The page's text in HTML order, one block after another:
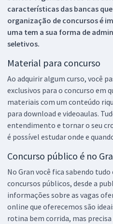
características das bancas
organização de concursos é
uma tem a sua forma de
seletivos.
Material para concurso
Ao adquirir algum curso, você
exclusivos para o concurso em
materiais com um conteúdo
para download e videoaulas.
entendimento e tornar o seu
é possível estudar onde e
Concurso público é no
No Gran você fica sabendo tudo
concursos públicos, desde a
informações sobre as vagas
online que oferecemos são
rotina bem corrida, mas